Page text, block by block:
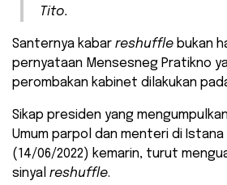
Tito.
Santernya kabar reshuffle bukan
pernyataan Mensesneg Pratikno
perombakan kabinet dilakukan
Sikap presiden yang
Umum parpol dan menteri di Istana
(14/06/2022) kemarin, turut
sinyal reshuffle.